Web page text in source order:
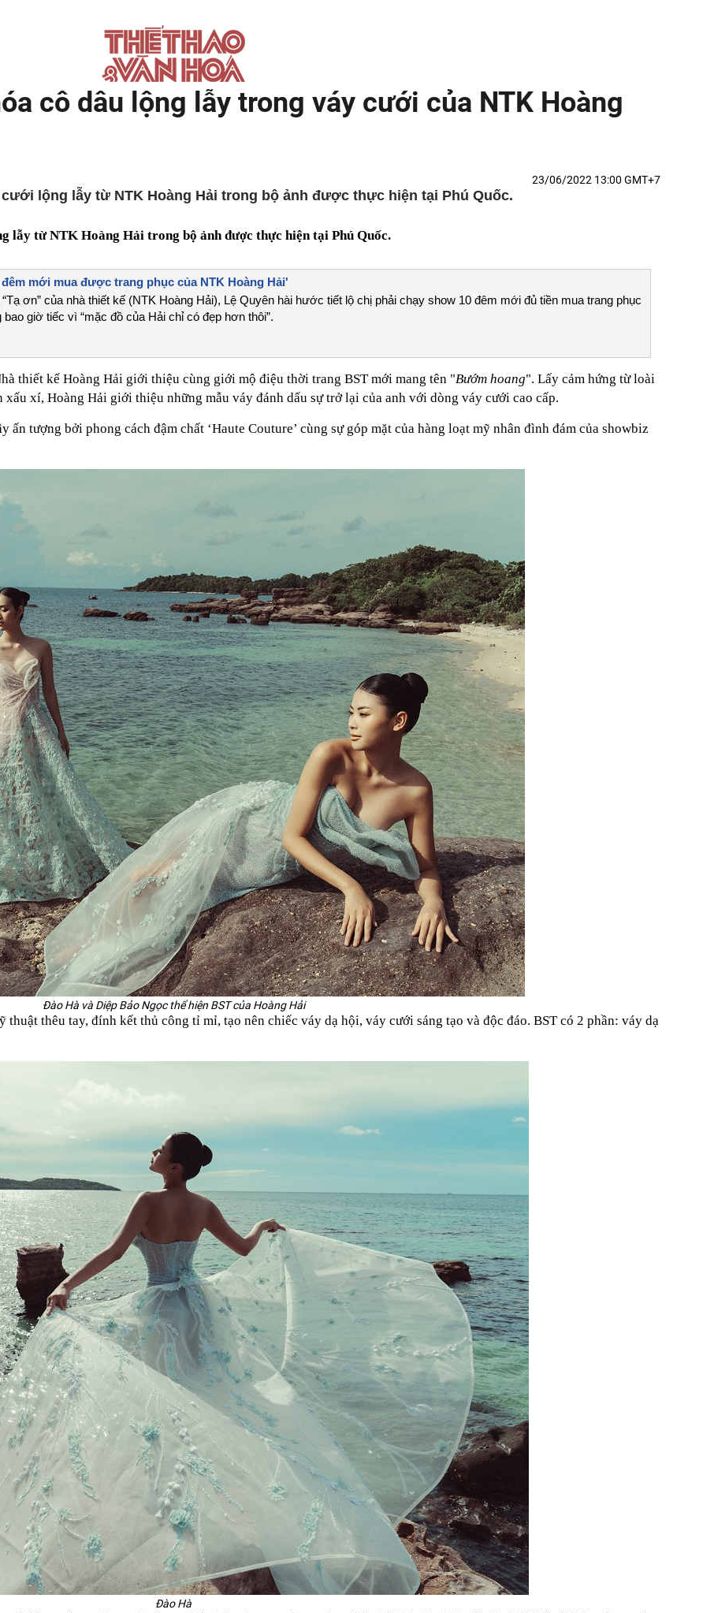
cô dâu lộng lẫy trong váy cưới của NTK Hoàng
23/06/2022 13:00 GMT+7
lộng lẫy từ NTK Hoàng Hải trong bộ ảnh được thực hiện tại Phú Quốc.
lẫy từ NTK Hoàng Hải trong bộ ảnh được thực hiện tại Phú Quốc.
mới mua được trang phục của NTK Hoàng Hải'
ơn” của nhà thiết kế (NTK Hoàng Hải), Lệ Quyên hài hước tiết lộ chị phải chạy show 10 đêm mới đủ tiền mua trang phục
giờ tiếc vì “mặc đồ của Hải chỉ có đẹp hơn thôi”.
thiết kế Hoàng Hải giới thiệu cùng giới mộ điệu thời trang BST mới mang tên "Bướm hoang". Lấy cảm hứng từ loài
xí, Hoàng Hải giới thiệu những mẫu váy đánh dấu sự trở lại của anh với dòng váy cưới cao cấp.
ấn tượng bởi phong cách đậm chất ‘Haute Couture’ cùng sự góp mặt của hàng loạt mỹ nhân đình đám của showbiz
Đào Hà và Diệp Bảo Ngọc thể hiện BST của Hoàng Hải
thêu tay, đính kết thủ công tỉ mỉ, tạo nên chiếc váy dạ hội, váy cưới sáng tạo và độc đáo. BST có 2 phần: váy dạ
Đào Hà